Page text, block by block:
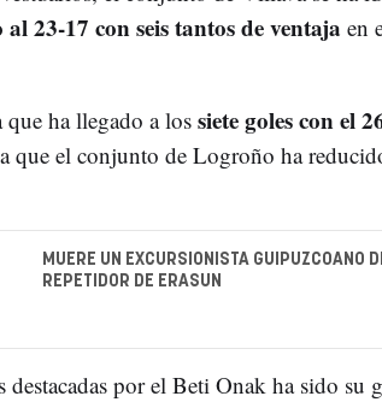
al 23-17 con seis tantos de ventaja en
ha llegado a lossiete goles con el
que el conjunto de Logroño ha
MUERE UN EXCURSIONISTA GUIPUZCOANO
REPETIDOR DE ERASUN
destacadas por el Beti Onak ha sido su